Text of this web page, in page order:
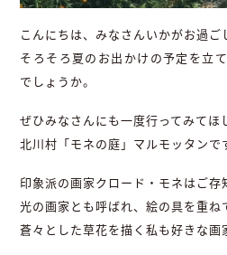
こんにちは、みなさんいかがお過ご
そろそろ夏のお出かけの予定を立
でしょうか。
ぜひみなさんにも一度行ってみてほ
北川村「モネの庭」マルモッタンで
印象派の画家クロード・モネはご存
光の画家とも呼ばれ、絵の具を重ね
蒼々とした草花を描く私も好きな画